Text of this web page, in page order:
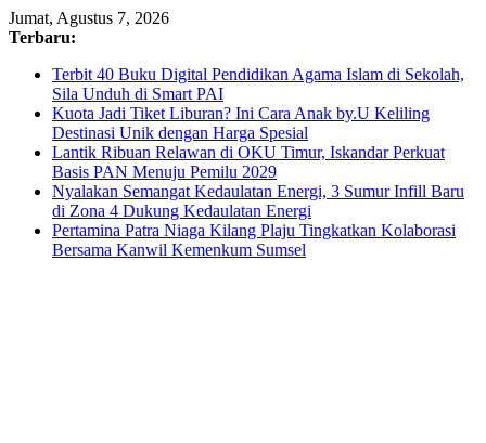
Skip
to
Jumat, Agustus 7, 2026
Terbaru:
Terbit 40 Buku Digital Pendidikan Agama Islam di Sekolah,
Sila Unduh di Smart PAI
Kuota Jadi Tiket Liburan? Ini Cara Anak by.U Keliling
Destinasi Unik dengan Harga Spesial
Lantik Ribuan Relawan di OKU Timur, Iskandar Perkuat
Basis PAN Menuju Pemilu 2029
Nyalakan Semangat Kedaulatan Energi, 3 Sumur Infill Baru
di Zona 4 Dukung Kedaulatan Energi
Pertamina Patra Niaga Kilang Plaju Tingkatkan Kolaborasi
Bersama Kanwil Kemenkum Sumsel